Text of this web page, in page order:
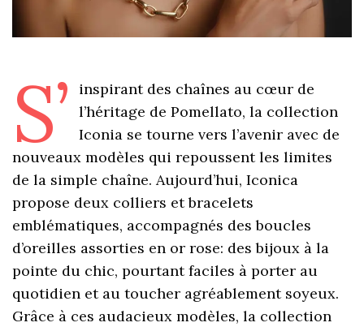
S’
inspirant des chaînes au cœur de
l’héritage de Pomellato, la collection
Iconia se tourne vers l’avenir avec de
nouveaux modèles qui repoussent les limites
de la simple chaîne. Aujourd’hui, Iconica
propose deux colliers et bracelets
emblématiques, accompagnés des boucles
d’oreilles assorties en or rose: des bijoux à la
pointe du chic, pourtant faciles à porter au
quotidien et au toucher agréablement soyeux.
Grâce à ces audacieux modèles, la collection